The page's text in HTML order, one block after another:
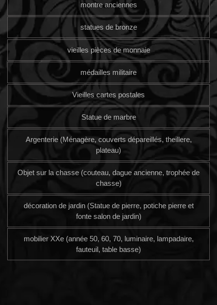
montre anciennes
statues de bronze
vieilles pièces de monnaie
médailles militaire
Vieilles cartes postales
Statue de marbre
Argenterie (Ménagère, couverts dépareillés, theillere,
plateau)
Objet sur la chasse (couteau, dague ancienne, trophée de
chasse)
décoration de jardin (Statue de pierre, potiche pierre et
fonte salon de jardin)
mobilier XXe (année 50, 60, 70, luminaire, lampadaire,
fauteuil, table basse)